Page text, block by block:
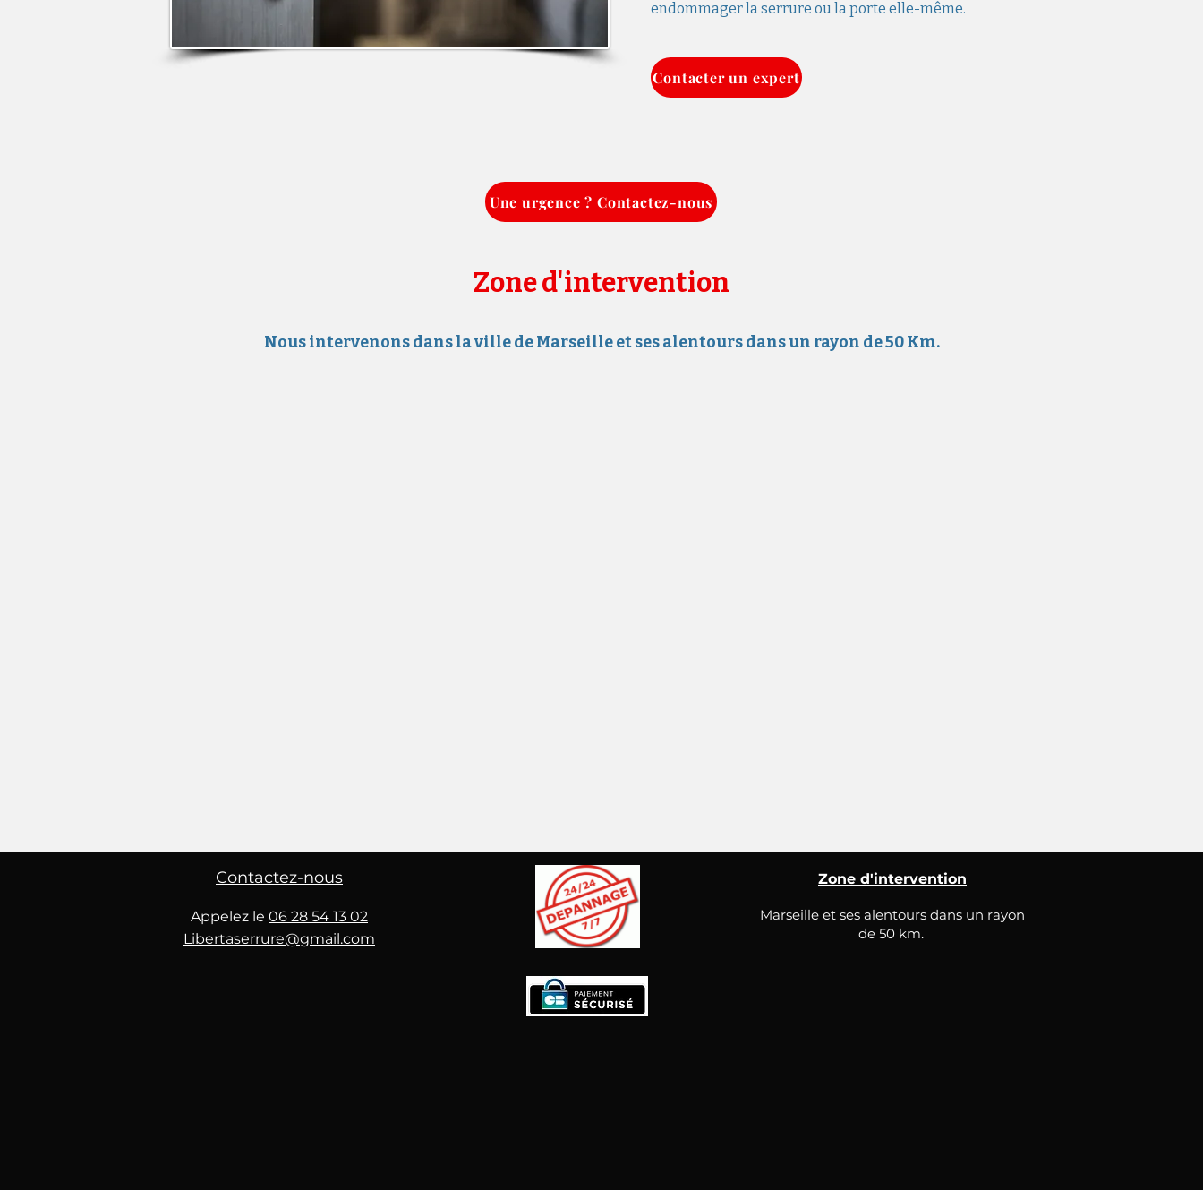
endommager la serrure ou la porte elle-même.
Contacter un expert
Une urgence ? Contactez-nous
Zone d'intervention
Nous intervenons dans la ville de Marseille et ses alentours dans un rayon de 50 Km.
Contactez-nous
Appelez le 06 28 54 13 02
Libertaserrure@gmail.com
Zone d'intervention
Marseille et ses alentours dans un rayon
de 50 km.